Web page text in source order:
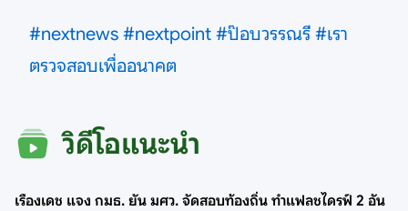
#nextnews #nextpoint #ป๊อบวรรณรี #เรา
ตรวจสอบเพื่ออนาคต
วิดีโอแนะนำ
เรืองเดช แจง กมธ. ยัน มศว. จัดสอบท้องถิ่น ทำแฟลชไดรฟ์ 2 อัน